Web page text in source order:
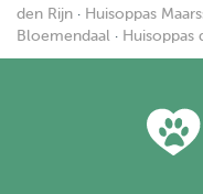
den Rijn · Huisoppas
Bloemendaal · Huisoppas